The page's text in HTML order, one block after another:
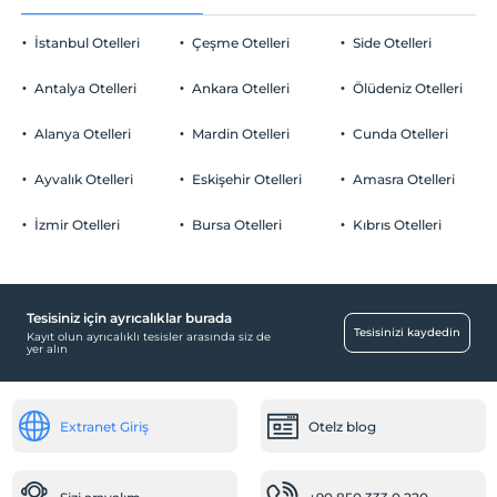
Otopark (Tesis bünyesinde)
Özel Notları Görmek İçin Tıklayınız.
Açık restoran
Aktiviteler
Ortak Alanlar
Mağazalar
Sigara
Çocuklar
Her bir oda için 8 yaşına kadar 1 çocuk ücretsizdir
Odaya meyve sepeti ikramı
İstanbul Otelleri
Antalya Otelleri
Alanya Otelleri
Ayvalık Otelleri
İzmir Otelleri
Çeşme Otelleri
Ankara Otelleri
Mardin Otelleri
Eskişehir Otelleri
Bursa Otelleri
Side Otelleri
Ölüdeniz Otelleri
Cunda Otelleri
Amasra Otelleri
Kıbrıs Otelleri
Tesisiniz için ayrıcalıklar burada
Kayıt olun ayrıcalıklı tesisler arasında siz de
yer alın
Tesisinizi kaydedin
Extranet Giriş Otelz blog